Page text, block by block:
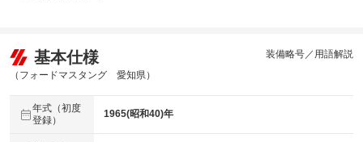
基本仕様
（フォードマスタング 愛知県）
装備略号／用語解説
年式（初度
登録）
1965(昭和40)年